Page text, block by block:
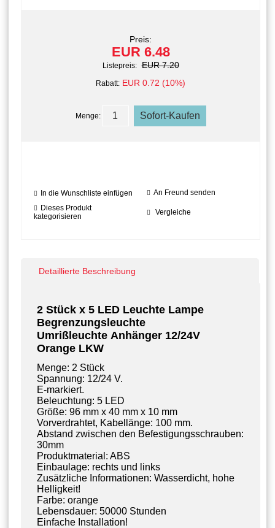
Preis:
EUR 6.48
Listepreis: EUR 7.20
Rabatt: EUR 0.72 (10%)
Menge:
In die Wunschliste einfügen
An Freund senden
Dieses Produkt
kategorisieren
Vergleiche
Detaillierte Beschreibung
2 Stück x 5 LED Leuchte Lampe
Begrenzungsleuchte
Umrißleuchte Anhänger 12/24V
Orange LKW
Menge: 2 Stück
Spannung: 12/24 V.
E-markiert.
Beleuchtung: 5 LED
Größe: 96 mm x 40 mm x 10 mm
Vorverdrahtet, Kabellänge: 100 mm.
Abstand zwischen den Befestigungsschrauben:
30mm
Produktmaterial: ABS
Einbaulage: rechts und links
Zusätzliche Informationen: Wasserdicht, hohe
Helligkeit!
Farbe: orange
Lebensdauer: 50000 Stunden
Einfache Installation!